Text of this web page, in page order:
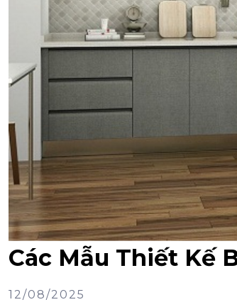
Các Mẫu Thiết Kế
12/08/2025